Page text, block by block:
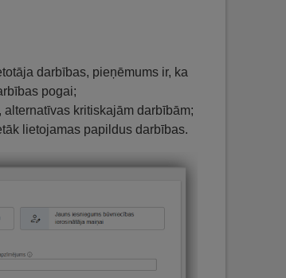
darbības, pieņēmums ir, ka
pogai;
kritiskajām darbībām;
lietojamas papildus darbības.